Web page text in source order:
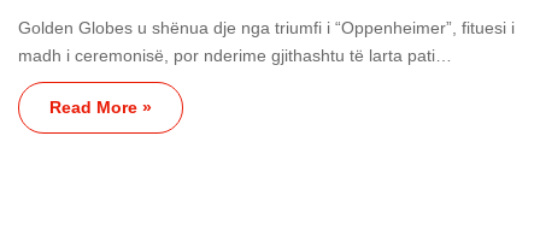
Golden Globes u shënua dje nga triumfi i “Oppenheimer”, fituesi i
madh i ceremonisë, por nderime gjithashtu të larta pati…
Read More »